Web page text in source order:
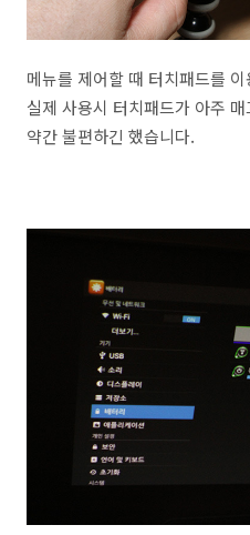
메뉴를 제어할 때 터치패드를
실제 사용시 터치패드가 아주
약간 불편하긴 했습니다.